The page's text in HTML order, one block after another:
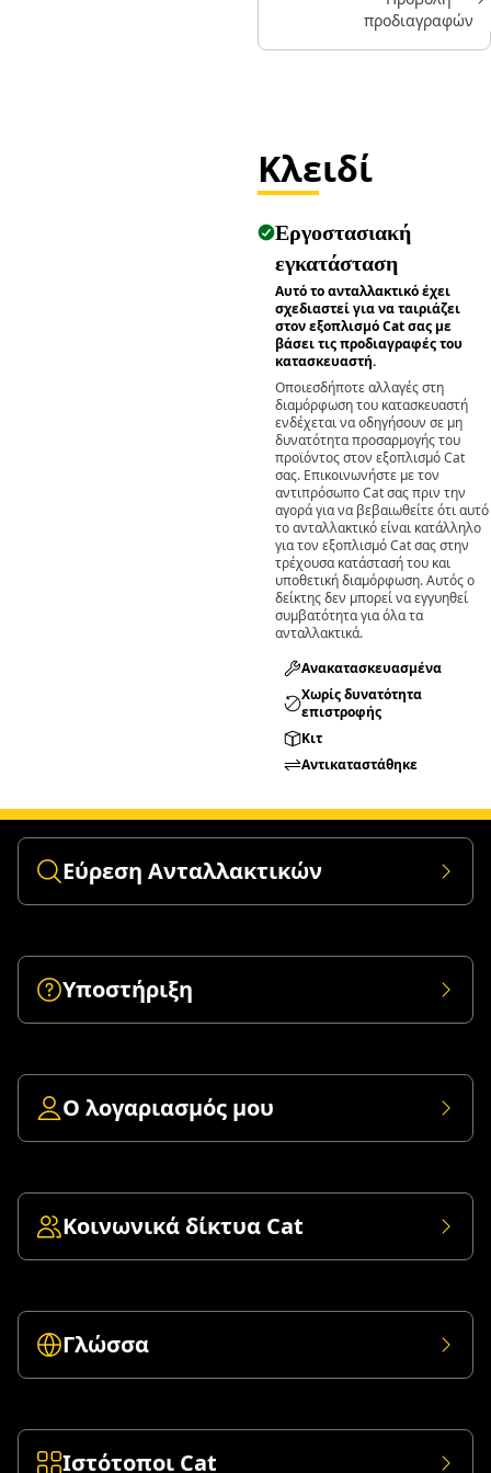
διεύθυνσης στο
προδιαγραφών
Κλειδί
Εργοστασιακή
εγκατάσταση
Αυτό το ανταλλακτικό έχει
σχεδιαστεί για να ταιριάζει
στον εξοπλισμό Cat σας με
βάσει τις προδιαγραφές του
κατασκευαστή.
Οποιεσδήποτε αλλαγές στη
διαμόρφωση του κατασκευαστή
ενδέχεται να οδηγήσουν σε μη
δυνατότητα προσαρμογής του
προϊόντος στον εξοπλισμό Cat
σας. Επικοινωνήστε με τον
αντιπρόσωπο Cat σας πριν την
αγορά για να βεβαιωθείτε ότι αυτό
το ανταλλακτικό είναι κατάλληλο
για τον εξοπλισμό Cat σας στην
τρέχουσα κατάστασή του και
υποθετική διαμόρφωση. Αυτός ο
δείκτης δεν μπορεί να εγγυηθεί
συμβατότητα για όλα τα
ανταλλακτικά.
Ανακατασκευασμένα
Χωρίς δυνατότητα
επιστροφής
Κιτ
Αντικαταστάθηκε
Εύρεση Ανταλλακτικών
Υποστήριξη
Ο λογαριασμός μου
Κοινωνικά δίκτυα Cat
Γλώσσα
Ιστότοποι Cat